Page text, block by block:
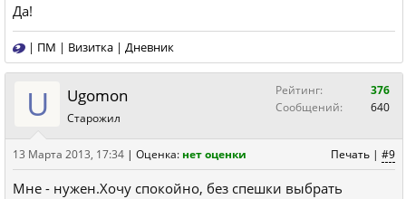
Да!
| ПМ | Визитка | Дневник
U Ugomon
Старожил
Рейтинг:
376
Сообщений:
640
Печать | #9
13 Марта 2013, 17:34 | Оценка: нет оценки
Мне - нужен.Хочу спокойно, без спешки выбрать